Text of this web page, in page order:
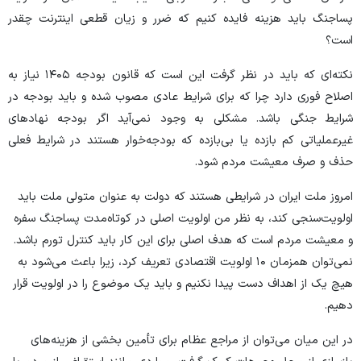
پساجنگ باید هزینه فایده کنیم که ضرر و زیان قطعی اینترنت چقدر
است؟
نکته‌ای که باید در نظر گرفت این است که قانون بودجه ۱۴۰۵ نیاز به
اصلاح فوری دارد چرا که برای شرایط عادی مصوب شده و باید بودجه در
شرایط جنگی باشد. مشکلی به وجود نمی‌آید اگر بودجه نهاد‌های
غیرعملیاتی کم بازده یا بی‌بازده که بودجه‌خوار هستند در شرایط فعلی
حذف و صرف معیشت مردم شود.
امروز ملت ایران در شرایطی هستند که دولت به عنوان متولی ملت باید
اولویت‌سنجی کند، به نظر من اولویت اصلی در کوتاه‌مدت پساجنگ سفره
و معیشت مردم است که هدف اصلی برای این کار باید کنترل تورم باشد.
نمی‌توان همزمان ۱۰ اولویت اقتصادی تعریف کرد، زیرا باعث می‌شود به
هیچ یک از اهداف دست پیدا نکنیم و باید یک موضوع را در اولویت قرار
دهیم.
در این میان می‌توان از مراجع عظام برای تأمین بخشی از هزینه‌های